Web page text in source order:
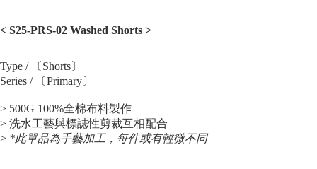
< S25-PRS-02 Washed Shorts >
Type / 〔Shorts〕
Series / 〔Primary〕
> 500G 100%全棉布料製作
> 洗水工藝與標誌性剪裁互相配合
> *此單品為手藝加工，每件或有輕微不同